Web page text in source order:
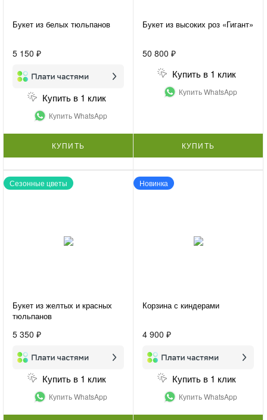
Букет из белых тюльпанов
5 150 ₽
Купить в 1 клик
Купить WhatsApp
КУПИТЬ
Букет из высоких роз «Гигант»
50 800 ₽
Купить в 1 клик
Купить WhatsApp
КУПИТЬ
Сезонные цветы
Букет из желтых и красных
тюльпанов
5 350 ₽
Купить в 1 клик
Купить WhatsApp
Новинка
Корзина с киндерами
4 900 ₽
Купить в 1 клик
Купить WhatsApp